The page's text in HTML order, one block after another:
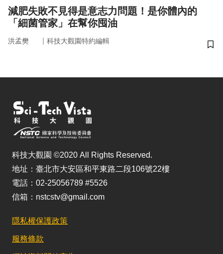
減肥失敗不見得是意志力問題！是你體內的
「細菌管家」在幫你囤油
洪孟樊 ｜ 科技大觀園特約編輯
儲
科技大觀園 ©2020 All Rights Reserved.
地址：臺北市大安區和平東路二段106號22樓
電話：02-25056789 #5526
信箱：nstcstv@gmail.com
隱私權保護政策
服務條款